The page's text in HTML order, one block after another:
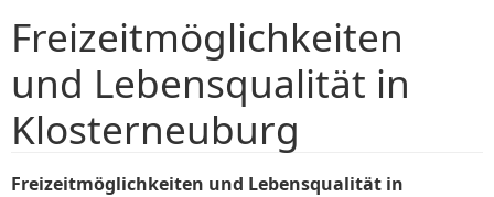
Freizeitmöglichkeiten
und Lebensqualität in
Klosterneuburg
Freizeitmöglichkeiten und Lebensqualität in